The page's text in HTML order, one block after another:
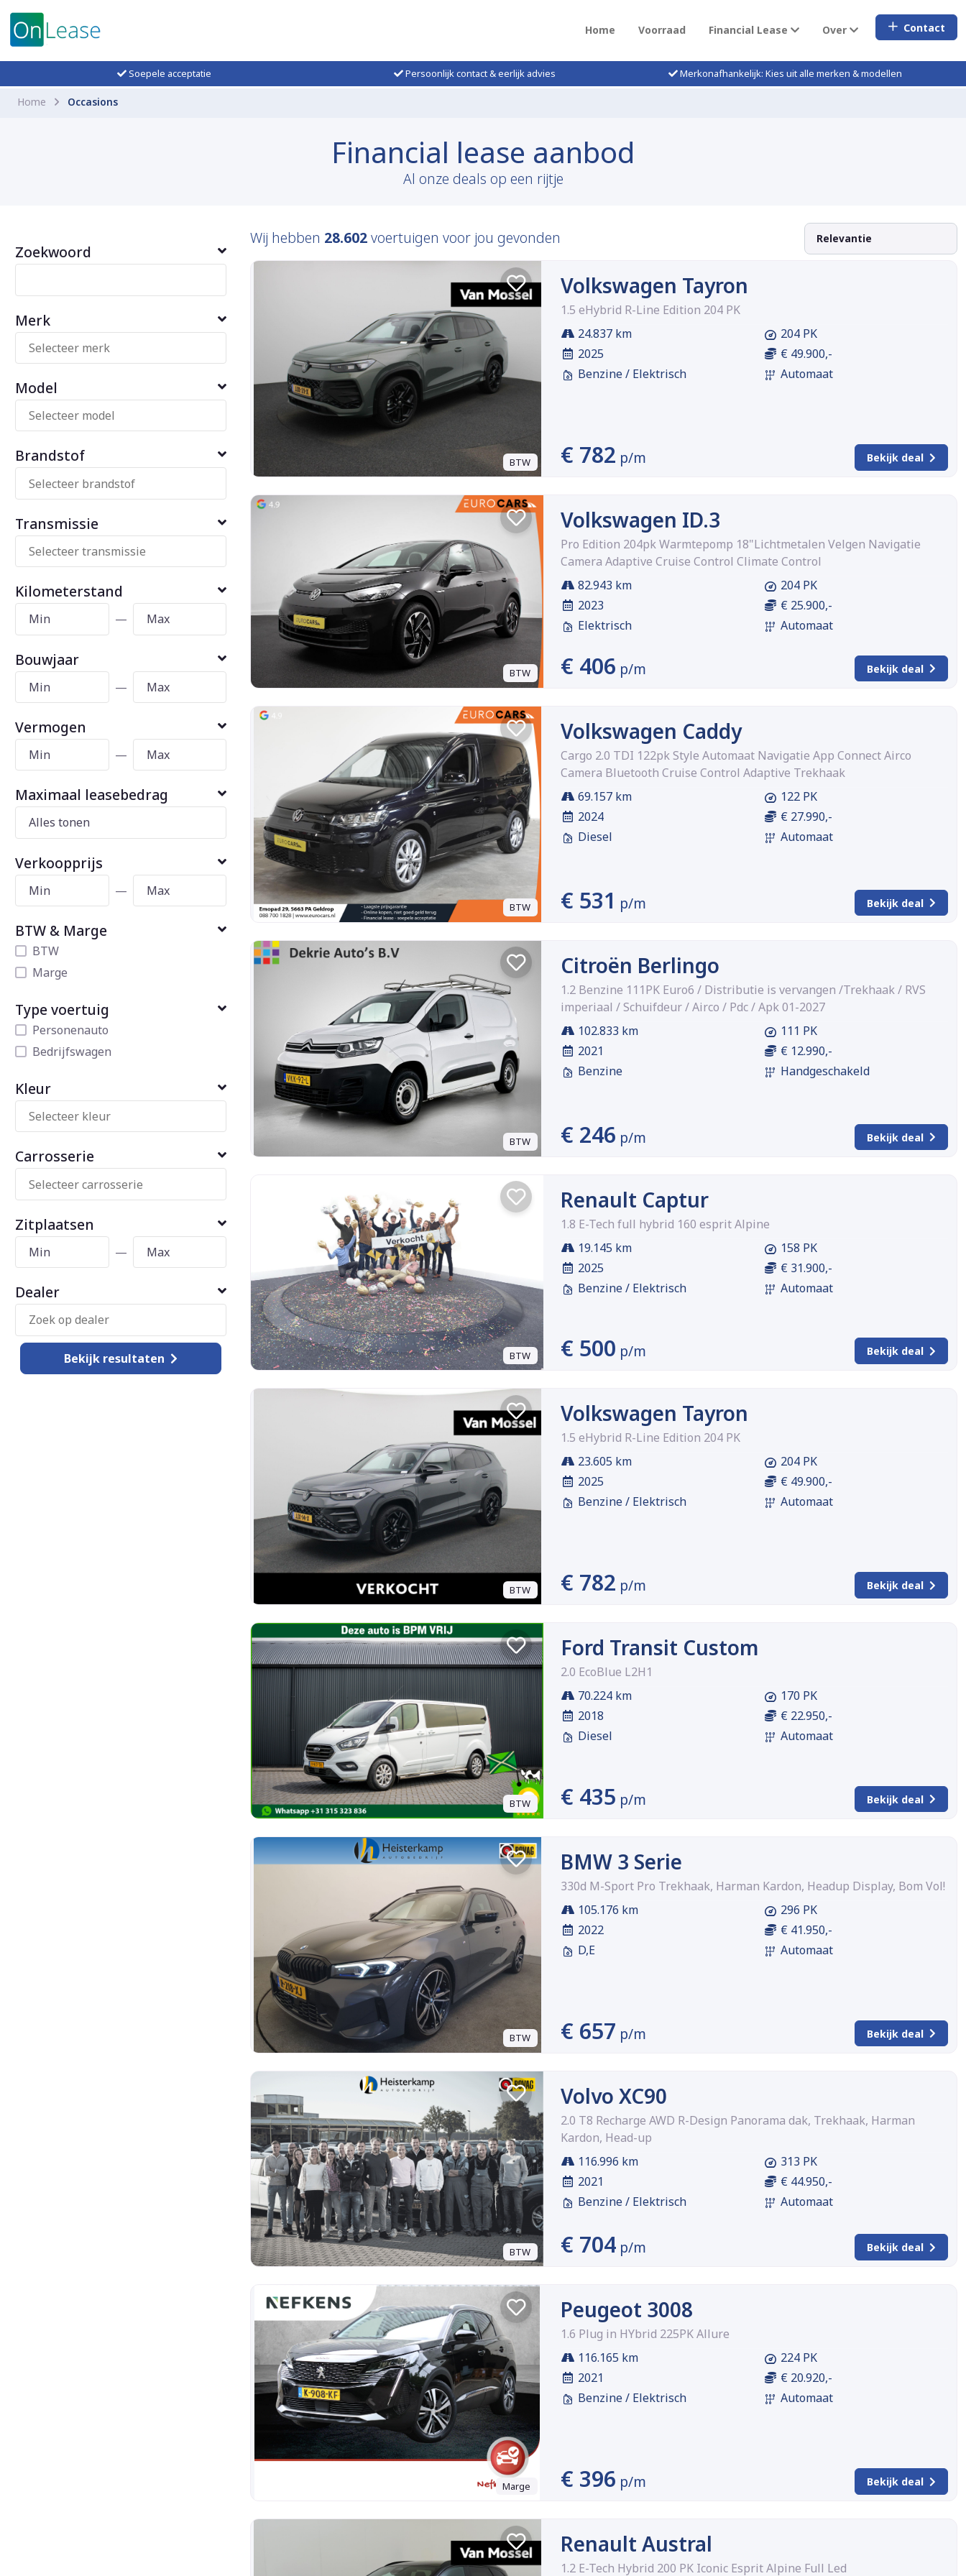
Home Voorraad Financial Lease Over Contact
Soepele acceptatie Persoonlijk contact & eerlijk advies Merkonafhankelijk: Kies uit alle merken & modellen
Home Occasions
Financial lease aanbod
Al onze deals op een rijtje
Zoekwoord
Merk
Model
Brandstof
Transmissie
Kilometerstand
—
Bouwjaar
—
Vermogen
—
Maximaal leasebedrag
Verkoopprijs
—
BTW & Marge
BTW
Marge
Type voertuig
Personenauto
Bedrijfswagen
Kleur
Carrosserie
Zitplaatsen
—
Dealer
Bekijk resultaten
Wij hebben 28.602voertuigen voor jou gevonden
BTW
Volkswagen Tayron
1.5 eHybrid R-Line Edition 204 PK
24.837 km
2025
Benzine / Elektrisch
204 PK
€ 49.900,-
Automaat
€ 782 p/m Bekijk deal
BTW
Volkswagen ID.3
Pro Edition 204pk Warmtepomp 18"Lichtmetalen Velgen Navigatie
Camera Adaptive Cruise Control Climate Control
82.943 km
2023
Elektrisch
204 PK
€ 25.900,-
Automaat
€ 406 p/m Bekijk deal
BTW
Volkswagen Caddy
Cargo 2.0 TDI 122pk Style Automaat Navigatie App Connect Airco
Camera Bluetooth Cruise Control Adaptive Trekhaak
69.157 km
2024
Diesel
122 PK
€ 27.990,-
Automaat
€ 531 p/m Bekijk deal
BTW
Citroën Berlingo
1.2 Benzine 111PK Euro6 / Distributie is vervangen /Trekhaak / RVS
imperiaal / Schuifdeur / Airco / Pdc / Apk 01-2027
102.833 km
2021
Benzine
111 PK
€ 12.990,-
Handgeschakeld
€ 246 p/m Bekijk deal
BTW
Renault Captur
1.8 E-Tech full hybrid 160 esprit Alpine
19.145 km
2025
Benzine / Elektrisch
158 PK
€ 31.900,-
Automaat
€ 500 p/m Bekijk deal
BTW
Volkswagen Tayron
1.5 eHybrid R-Line Edition 204 PK
23.605 km
2025
Benzine / Elektrisch
204 PK
€ 49.900,-
Automaat
€ 782 p/m Bekijk deal
BTW
Ford Transit Custom
2.0 EcoBlue L2H1
70.224 km
2018
Diesel
170 PK
€ 22.950,-
Automaat
€ 435 p/m Bekijk deal
BTW
BMW 3 Serie
330d M-Sport Pro Trekhaak, Harman Kardon, Headup Display, Bom Vol!
105.176 km
2022
D,E
296 PK
€ 41.950,-
Automaat
€ 657 p/m Bekijk deal
BTW
Volvo XC90
2.0 T8 Recharge AWD R-Design Panorama dak, Trekhaak, Harman
Kardon, Head-up
116.996 km
2021
Benzine / Elektrisch
313 PK
€ 44.950,-
Automaat
€ 704 p/m Bekijk deal
Marge
Peugeot 3008
1.6 Plug in HYbrid 225PK Allure
116.165 km
2021
Benzine / Elektrisch
224 PK
€ 20.920,-
Automaat
€ 396 p/m Bekijk deal
Renault Austral
1.2 E-Tech Hybrid 200 PK Iconic Esprit Alpine Full Led